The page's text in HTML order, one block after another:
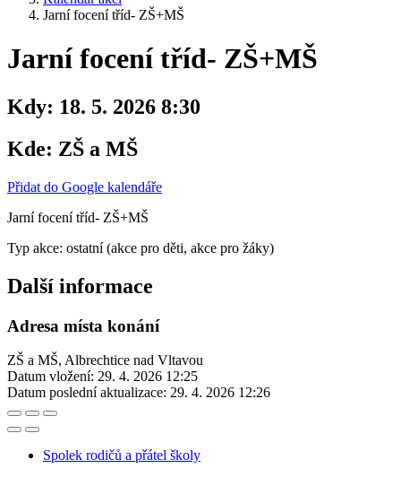
Jarní focení tříd- ZŠ+MŠ
Jarní focení tříd- ZŠ+MŠ
Kdy: 18. 5. 2026 8:30
Kde: ZŠ a MŠ
Přidat do Google kalendáře
Jarní focení tříd- ZŠ+MŠ
Typ akce: ostatní (akce pro děti, akce pro žáky)
Další informace
Adresa místa konání
ZŠ a MŠ, Albrechtice nad Vltavou
Datum vložení: 29. 4. 2026 12:25
Datum poslední aktualizace: 29. 4. 2026 12:26
Spolek rodičů a přátel školy